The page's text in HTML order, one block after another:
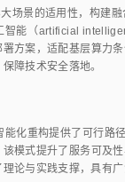
场景的适用性，构建
智能（artificial
方案，适配基层算力
障技术安全落地。
能化重构提供了可行路
模式提升了服务可及
论与实践支撑，具有广